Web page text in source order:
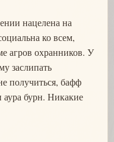
нацелена на
ко всем,
агров охранников. У
заслипать
получиться, бафф
бурн. Никакие